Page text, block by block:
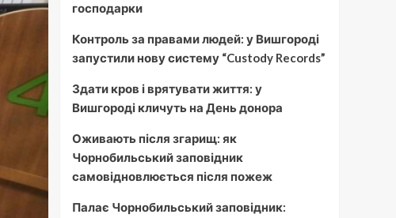
господарки
Контроль за правами людей: у Вишгороді
запустили нову систему “Custody Records”
Здати кров і врятувати життя: у
Вишгороді кличуть на День донора
Оживають після згарищ: як
Чорнобильський заповідник
самовідновлюється після пожеж
Палає Чорнобильський заповідник: